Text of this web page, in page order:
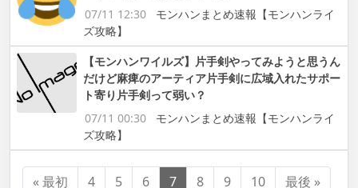
07/11 12:30
モンハンまとめ速報【モンハンライ
ズ攻略】
【モンハンワイルズ】片手剣やってみようと思うん
だけど麻痺のアーティア片手剣に広域入れたサポー
ト寄り片手剣って弱い？
07/11 00:30
モンハンまとめ速報【モンハンライ
ズ攻略】
« 最初 4 5 6 7 8 9 10 最後 »